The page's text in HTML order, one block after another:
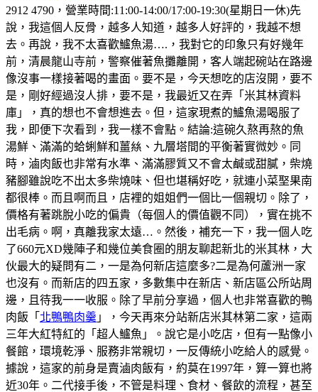
2912 4790，營業時間:11:00-14:00/17:00-19:30(星期日一休)先
說，我這個人反骨，越多人知道，越多人好評的，我越不想
去。再說，我不太喜歡鱸魚湯….，我對它的印象只有好幾年
前，清晨龍山寺前，警察催著魚攤離開，客人端起碗站在路邊
像沒事一樣接著喝的畫面。要不是，今天想吃的店沒開，要不
是，剛好經過沒人排，要不是，我最近又在弄「米其林資料
庫」，真的想也不會想進去。但，這家現煮的鱸魚湯喝服了
我，即便下次看到，我一樣不會點。結論:這碗久熬再熬的魚
湯鮮、滿滿的蛤蜊鮮和薑𢇃、九層塔間的平衡著實微妙。同
時，滷肉飯也非常有水準、滿滿膠質又不會太鹹或甜膩，柴燒
豬腳雖說吃不出太多柴燒味、但也堪稱好吃，就連小菜埾果南
都很棒。而且啊而且，店裡的姐姐們一個比一個親切。除了，
價格有著跳脫小吃的偏貴（每個人的價值觀不同），實在挑不
出毛病。啊，真離我家太遠…。然後，補充一下，我一個人吃
了660元XD幾陣子和幾位美食圈的朋友聊起新北的米其林，大
伙最大的疑問有二，一是為何新店這麼多?二是為何蘆洲一家
也沒有。而新店的四五家，多數集中在新店、新店區公所站周
邊，且待我一一收服。除了早前分享過，個人也非常喜歡的鴨
肉飯「 北鴨鴨肉羹 」，今天再來分站新店米其林第二家，這兩
三年大紅特紅的「超人鱸魚」。說它是小吃店，但有一點像小
餐館，環境乾淨、服務非常親切，一反傳統小吃給人的感覺。
據說，這家的前身是賣滷肉飯有，約莫在1997年，算一算也將
近30年。二代接手後，不管是料理、食材、餐飲的流程，甚至